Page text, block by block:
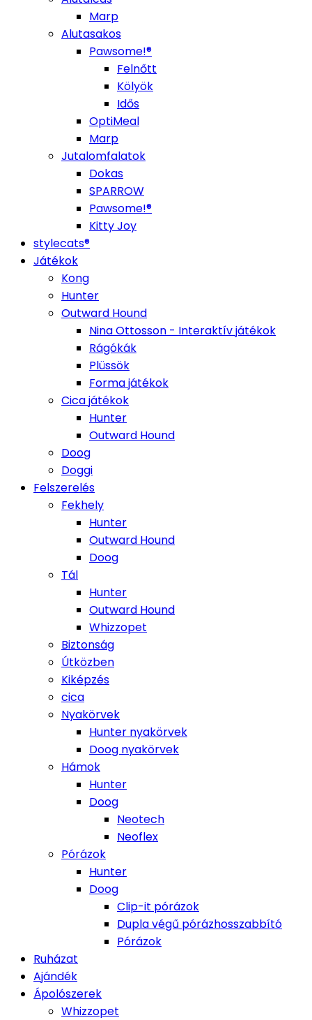
Marp
Alutasakos
Pawsome!®
Felnőtt
Kölyök
Idős
OptiMeal
Marp
Jutalomfalatok
Dokas
SPARROW
Pawsome!®
Kitty Joy
stylecats®
Játékok
Kong
Hunter
Outward Hound
Nina Ottosson - Interaktív játékok
Rágókák
Plüssök
Forma játékok
Cica játékok
Hunter
Outward Hound
Doog
Doggi
Felszerelés
Fekhely
Hunter
Outward Hound
Doog
Tál
Hunter
Outward Hound
Whizzopet
Biztonság
Útközben
Kiképzés
cica
Nyakörvek
Hunter nyakörvek
Doog nyakörvek
Hámok
Hunter
Doog
Neotech
Neoflex
Pórázok
Hunter
Doog
Clip-it pórázok
Dupla végű pórázhosszabbító
Pórázok
Ruházat
Ajándék
Ápolószerek
Whizzopet